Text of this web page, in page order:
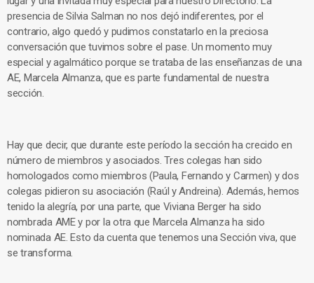
presencia de Silvia Salman no nos dejó indiferentes, por el
contrario, algo quedó y pudimos constatarlo en la preciosa
conversación que tuvimos sobre el pase. Un momento muy
especial y agalmático porque se trataba de las enseñanzas de una
AE, Marcela Almanza, que es parte fundamental de nuestra
sección.
Hay que decir, que durante este período la sección ha crecido en
número de miembros y asociados. Tres colegas han sido
homologados como miembros (Paula, Fernando y Carmen) y dos
colegas pidieron su asociación (Raúl y Andreina). Además, hemos
tenido la alegría, por una parte, que Viviana Berger ha sido
nombrada AME y por la otra que Marcela Almanza ha sido
nominada AE. Esto da cuenta que tenemos una Sección viva, que
se transforma.